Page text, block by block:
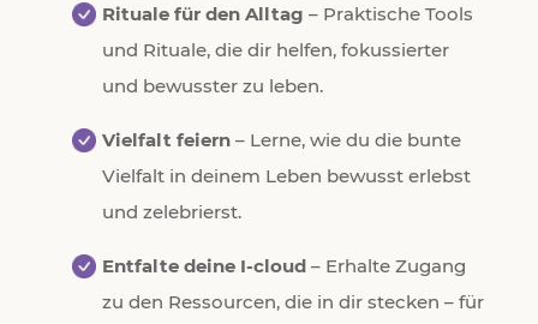
Rituale für den Alltag – Praktische Tools
und Rituale, die dir helfen, fokussierter
und bewusster zu leben.
Vielfalt feiern– Lerne, wie du die bunte
Vielfalt in deinem Leben bewusst erlebst
und zelebrierst.
Entfalte deine I-cloud– Erhalte Zugang
zu den Ressourcen, die in dir stecken – für